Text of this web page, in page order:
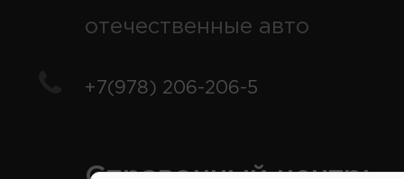
отечественные авто
+7(978) 206-206-5